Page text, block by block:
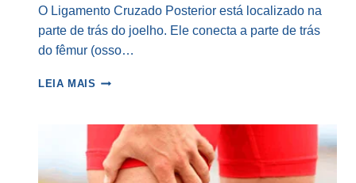
O Ligamento Cruzado Posterior está localizado na
parte de trás do joelho. Ele conecta a parte de trás
do fêmur (osso…
LEIA MAIS LESÃO
CRUZADO
POSTERIOR